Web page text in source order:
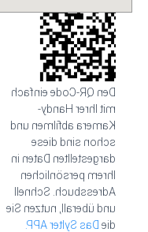
Den QR-Code einfach
mit Ihrer Handy-
Kamera abfilmen und
schon sind diese
dargestellten Daten in
Ihrem persönlichen
Adressbuch. Schnell
und überall, nutzen Sie
die
Das Sylter APP.